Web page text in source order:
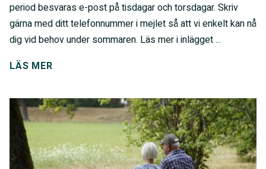
period besvaras e-post på tisdagar och torsdagar. Skriv
gärna med ditt telefonnummer i mejlet så att vi enkelt kan nå
dig vid behov under sommaren. Läs mer i inlägget ...
LÄS MER